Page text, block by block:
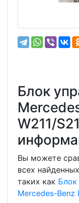
Блок
W211/
Вы можете
всех
таких как
Mercedes-Benz